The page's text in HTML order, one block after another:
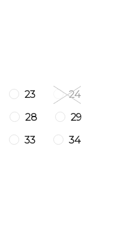
23
24
28
29
33
34